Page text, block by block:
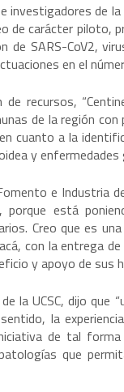
de la
de carácter piloto,
de SARS-CoV2,
en el
recursos,
de la región
cuanto a la
y
e Industria
está
Creo que es
con la entrega
y apoyo de sus
la UCSC, dijo que
la
de tal
que